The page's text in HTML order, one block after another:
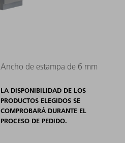
Ancho de estampa de 6 mm
LA DISPONIBILIDAD DE LOS
PRODUCTOS ELEGIDOS SE
COMPROBARÁ DURANTE EL
PROCESO DE PEDIDO.